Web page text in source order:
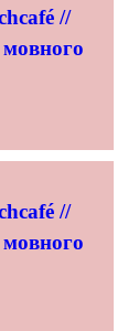
//
//